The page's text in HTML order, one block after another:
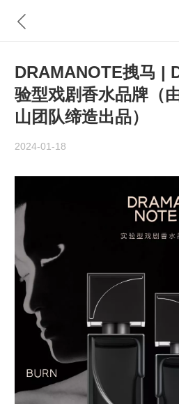
DRAMANOTE拽马 |
验型戏剧香水品牌（
山团队缔造出品）
2024-01-18